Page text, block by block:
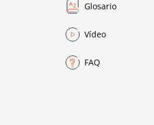
Glosario
Vídeo
FAQ